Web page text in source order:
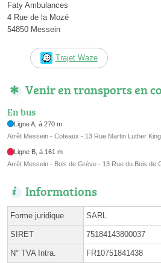
Faty Ambulances
4 Rue de la Mozé
54850 Messein
Trajet Waze
Venir en transports en
En bus
Ligne A, à 270 m
Arrêt Messein - Coteaux - 13 Rue Martin Luther King
Ligne B, à 161 m
Arrêt Messein - Bois de Grève - 13 Rue du Bois de
Informations
Forme juridique SARL
SIRET 75184143800037
N° TVA Intra. FR10751841438